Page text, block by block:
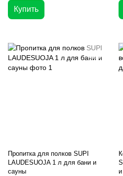
Купить
Пропитка для полков SUPI
LAUDESUOJA 1 л для бани и
сауны